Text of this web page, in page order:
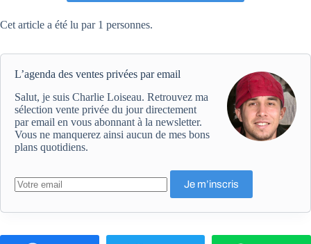
Cet article a été lu par 1 personnes.
L’agenda des ventes privées par email
Salut, je suis Charlie Loiseau. Retrouvez ma
sélection vente privée du jour directement
par email en vous abonnant à la newsletter.
Vous ne manquerez ainsi aucun de mes bons
plans quotidiens.